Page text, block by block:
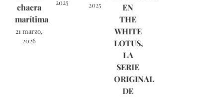
chacra
marítima
21 marzo,
2026
2025
2025
EN
THE
WHITE
LOTUS,
LA
SERIE
ORIGINAL
DE